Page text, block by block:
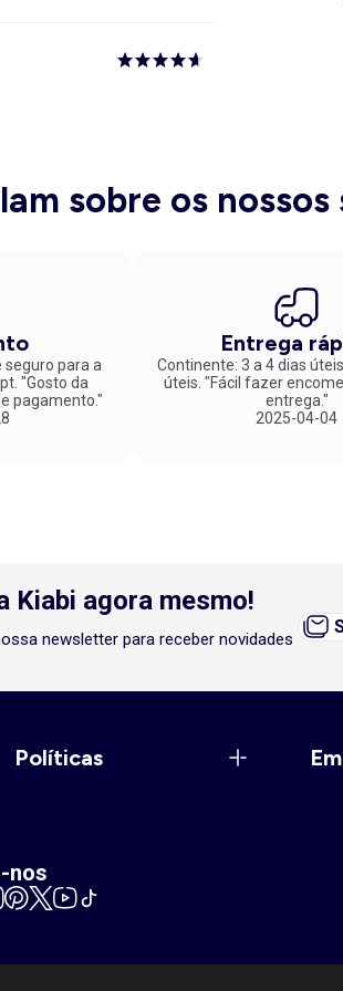
sobre os
para a
pagamento."
Entrega
Continente: 3 a 4 dias
úteis. "Fácil fazer encomenda e rápida
entrega."
2025-04-04
Kiabi agora mesmo!
newsletter para receber novidades
Políticas
nos